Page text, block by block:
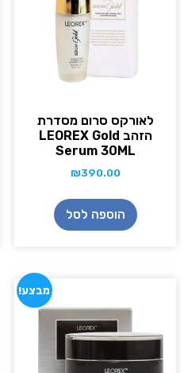
לאורקס סרום מסדרת
הזהב LEOREX Gold
Serum 30ML
₪390.00
הוספה לסל
מבצע!